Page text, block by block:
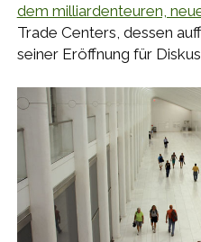
dem milliardenteuren,
Trade Centers, dessen
seiner Eröffnung für